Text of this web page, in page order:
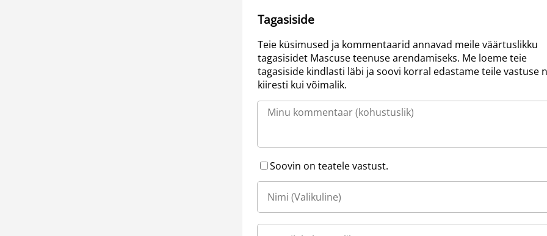
Tagasiside
Teie küsimused ja kommentaarid annavad meile väärtuslikku
tagasisidet Mascuse teenuse arendamiseks. Me loeme teie
tagasiside kindlasti läbi ja soovi korral edastame teile vastuse
kiiresti kui võimalik.
Soovin on teatele vastust.